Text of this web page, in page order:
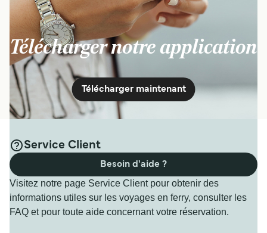
Télécharger notre application
Télécharger maintenant
Service Client
Visitez notre page Service Client pour obtenir des
informations utiles sur les voyages en ferry, consulter les
FAQ et pour toute aide concernant votre réservation.
Besoin d'aide ?